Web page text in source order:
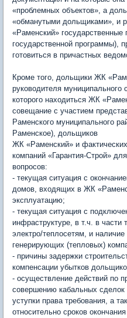
«проблемных объектов», а
«обманутыми дольщиками», и
«Раменский» государственные
государственной программы),
готовиться в причастных
Кроме того, дольщики ЖК
руководителя муниципального
которого находиться ЖК
совещание с участием
Раменского муниципального
Раменское), дольщиков
ЖК «Раменский» и
компаний «Гарантия-Строй»
вопросов:
- текущая ситуация с
домов, входящих в ЖК
эксплуатацию;
- текущая ситуация с
инфраструктуре, в т.ч. в части
электро/теплосетям, и
генерирующих (тепловых)
- причины задержки
компенсации убытков
- осуществление действий по
совершению кабальных сделок
уступки права требования, а
относительно сроков